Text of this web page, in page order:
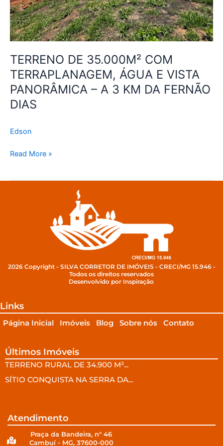
TERRENO DE 35.000M² COM
TERRAPLANAGEM, ÁGUA E VISTA
PANORÂMICA – A 3 KM DA FERNÃO
DIAS
Edson
–
A
3
KM
FERNÃO
DIAS
Read More »
2026 Copyright - SILVA CORRETOR DE IMÓVEIS - CRECI/MG 15.946 -
Todos os direitos reservados
Desenvolvido por Inspiração
Links
Página Inicial Imóveis Blog Sobre nós Contato
Últimos Imóveis
TERRENO RURAL DE 34.900 M²...
SÍTIO CONQUISTA NA SERRA DA...
Atendimento
Praça da Bandeira, n° 46
Cambuí - MG, 37600-000